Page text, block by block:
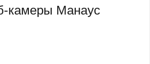
камеры Манаус